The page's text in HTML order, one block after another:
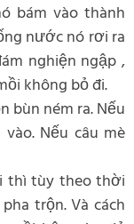
bám vào thành
nước nó rơi ra
nghiện ngập ,
không bỏ đi.
bùn ném ra. Nếu
Nếu câu mè
thì tùy theo thời
trộn. Và cách